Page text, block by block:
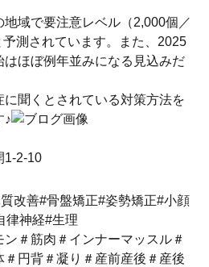
域で要注意レベル（2,000個／
測されています。また、2025
ほぼ例年並みになる見込みだ
聞くとされている対策方法を
♪
1-2-10
改善#骨盤矯正#姿勢矯正#小顔
律神経#生理
＃筋肉＃インナーマッスル＃
円背＃凝り＃産前産後＃産後